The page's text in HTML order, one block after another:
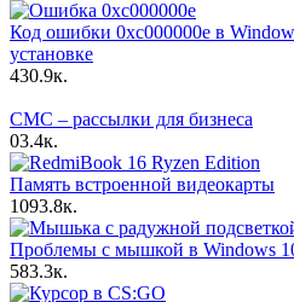
Код ошибки 0xc000000e в
установке
430.9к.
СМС – рассылки для бизнеса
03.4к.
Память встроенной видеокарты
1093.8к.
Проблемы с мышкой в Windows
583.3к.